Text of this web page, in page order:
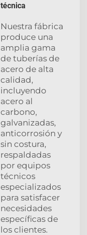
técnica
Nuestra fábrica
produce una
amplia gama
de tuberías de
acero de alta
calidad,
incluyendo
acero al
carbono,
galvanizadas,
anticorrosión y
sin costura,
respaldadas
por equipos
técnicos
especializados
para satisfacer
necesidades
específicas de
los clientes.